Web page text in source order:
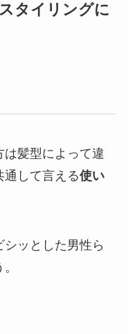
タイリングに
は髪型によって違
通して言える使い
ッとした男性ら